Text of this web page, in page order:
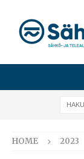
HOME 2023